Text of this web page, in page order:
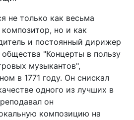
не только как весьма
но и как
и постоянный дирижер
общества "Концерты в пользу
музыкантов",
в 1771 году. Он снискал
одного из лучших в
он
композицию на